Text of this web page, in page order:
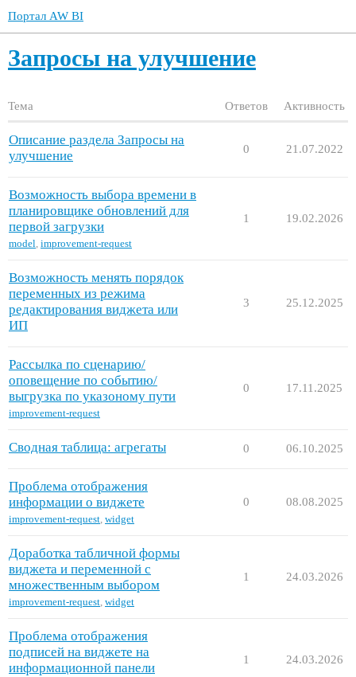
Портал AW BI
Запросы на улучшение
Тема Ответов Активность
Описание раздела Запросы на
улучшение
0 21.07.2022
Возможность выбора времени в
планировщике обновлений для
первой загрузки
model, improvement-request
1 19.02.2026
Возможность менять порядок
переменных из режима
редактирования виджета или
ИП
3 25.12.2025
Рассылка по сценарию/
оповещение по событию/
выгрузка по указоному пути
improvement-request
0 17.11.2025
Сводная таблица: агрегаты 0 06.10.2025
Проблема отображения
информации о виджете
improvement-request, widget
0 08.08.2025
Доработка табличной формы
виджета и переменной с
множественным выбором
improvement-request, widget
1 24.03.2026
Проблема отображения
подписей на виджете на
информационной панели
1 24.03.2026